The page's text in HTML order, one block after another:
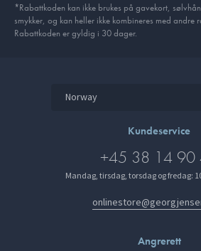
*Rabattkoden kan ikke brukes på gavekort,
smykker, og kan heller ikke kombineres med andre
Rabattkoden er gyldig i 30 dager.
Norway
Kundeservice
+45 38 14 90
Mandag, tirsdag, torsdag og fredag:
Angrerett